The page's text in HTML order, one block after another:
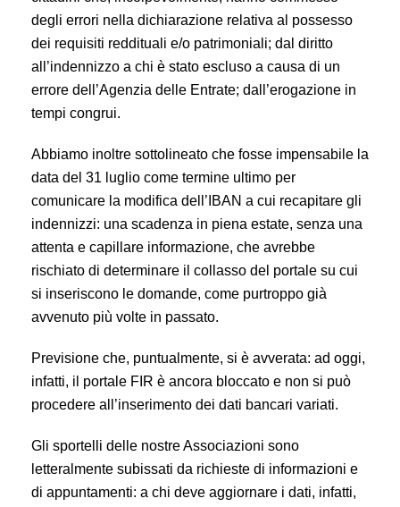
degli errori nella dichiarazione relativa al possesso
dei requisiti reddituali e/o patrimoniali; dal diritto
all’indennizzo a chi è stato escluso a causa di un
errore dell’Agenzia delle Entrate; dall’erogazione in
tempi congrui.
Abbiamo inoltre sottolineato che fosse impensabile la
data del 31 luglio come termine ultimo per
comunicare la modifica dell’IBAN a cui recapitare gli
indennizzi: una scadenza in piena estate, senza una
attenta e capillare informazione, che avrebbe
rischiato di determinare il collasso del portale su cui
si inseriscono le domande, come purtroppo già
avvenuto più volte in passato.
Previsione che, puntualmente, si è avverata: ad oggi,
infatti, il portale FIR è ancora bloccato e non si può
procedere all’inserimento dei dati bancari variati.
Gli sportelli delle nostre Associazioni sono
letteralmente subissati da richieste di informazioni e
di appuntamenti: a chi deve aggiornare i dati, infatti,